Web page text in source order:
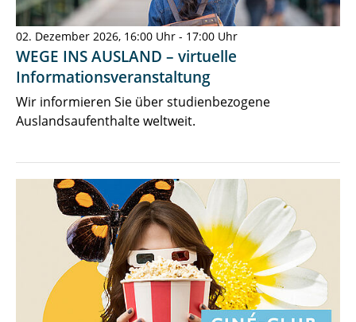
02. Dezember 2026, 16:00 Uhr - 17:00 Uhr
WEGE INS AUSLAND – virtuelle
Informationsveranstaltung
Wir informieren Sie über studienbezogene
Auslandsaufenthalte weltweit.